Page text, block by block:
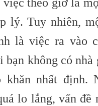
theo giờ là
lý. Tuy nhiên,
là việc ra vào
bạn không có nhà
khăn nhất định.
lo lắng, vấn đề